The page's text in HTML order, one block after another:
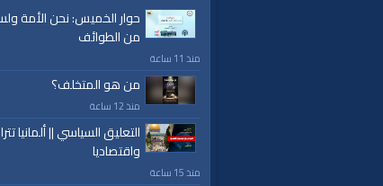
alwaqiyahtv | alwaqiyahtv@twitter
الفئات:
حوارات»شؤون الأمة
قنوات:
برامج الواقية
العلامات:قناة|الواقية
حوار الخميس: نحن الأمة
من الطوائف
منذ 11 ساعة
من هو المتخلف؟
منذ 12 ساعة
التعليق السياسي || ألمانيا
واقتصاديا
منذ 15 ساعة